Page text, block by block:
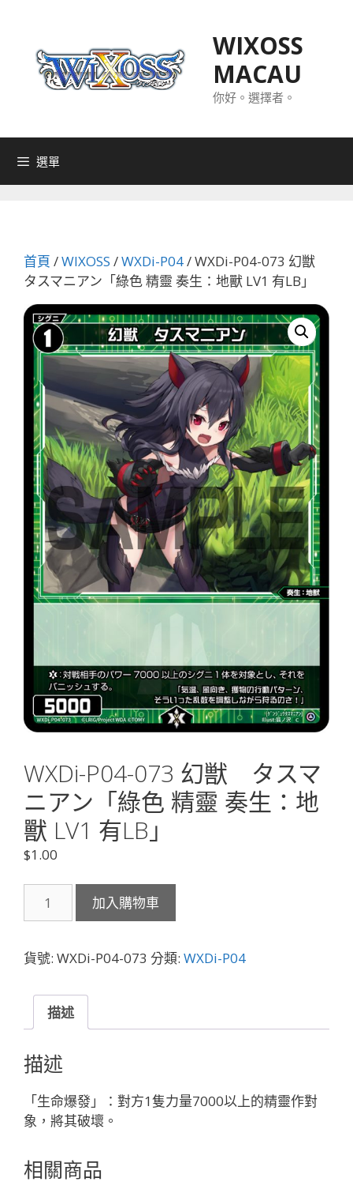
WIXOSS
MACAU
你好。選擇者。
選單
首頁 /WIXOSS /WXDi-P04/ WXDi-P04-073 幻獣
タスマニアン「綠色 精靈 奏生：地獸 LV1 有LB」
WXDi-P04-073 幻獣 タスマ
ニアン「綠色 精靈 奏生：地
獸 LV1 有LB」
$1.00
P04-
幻
タ
マ
ニ
ア
ン
「綠
色
靈
加入購物車
貨號: WXDi-P04-073 分類: WXDi-P04
描述
描述
「生命爆發」：對方1隻力量7000以上的精靈作對
象，將其破壞。
相關商品